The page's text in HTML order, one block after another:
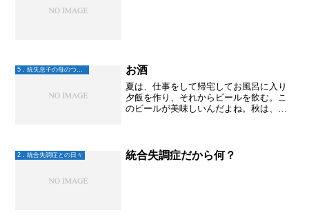
5．統失息子の母のつぶやき お酒
夏は、仕事をして帰宅してお風呂に入り
夕飯を作り、それからビールを飲む。こ
のビールが美味しいんだよね。秋は、ワ
飲めなくなっている。た...
2．統合失調症との日々 統合失調症だから何？